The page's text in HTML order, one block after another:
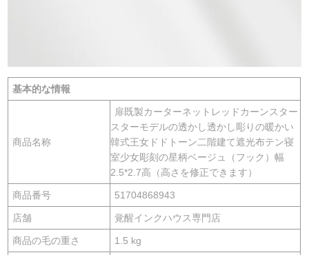
基本的な情報
商品名称
扉既製カーターネットレッドカーンスター
スターモデルの透かし透かし彫りの暖かい
韓式王女ドドトーン二階建て遮光布テン寝
室少女彫刻の星柄ベージュ（フック）幅
2.5*2.7高（高さを修正できます）
商品番号 51704868943
店舗 覚醒インクハウス専門店
商品の毛の重さ 1.5 kg